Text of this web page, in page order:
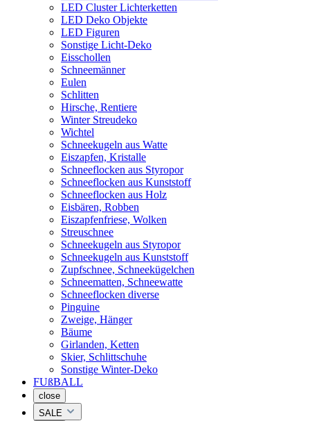
LED Cluster Lichterketten
LED Deko Objekte
LED Figuren
Sonstige Licht-Deko
Eisschollen
Schneemänner
Eulen
Schlitten
Hirsche, Rentiere
Winter Streudeko
Wichtel
Schneekugeln aus Watte
Eiszapfen, Kristalle
Schneeflocken aus Styropor
Schneeflocken aus Kunststoff
Schneeflocken aus Holz
Eisbären, Robben
Eiszapfenfriese, Wolken
Streuschnee
Schneekugeln aus Styropor
Schneekugeln aus Kunststoff
Zupfschnee, Schneekügelchen
Schneematten, Schneewatte
Schneeflocken diverse
Pinguine
Zweige, Hänger
Bäume
Girlanden, Ketten
Skier, Schlittschuhe
Sonstige Winter-Deko
FUßBALL
close
SALE